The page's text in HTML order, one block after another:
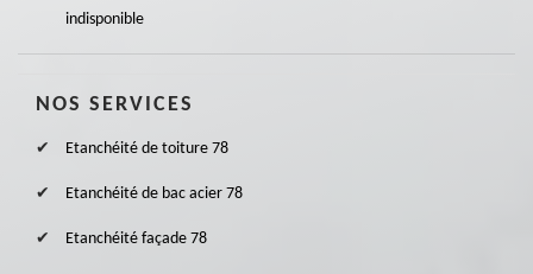
indisponible
NOS SERVICES
Etanchéité de toiture 78
Etanchéité de bac acier 78
Etanchéité façade 78